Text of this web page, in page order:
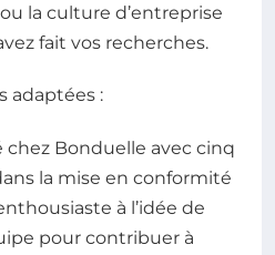
la culture d’entreprise
fait vos recherches.
adaptées :
Bonduelle avec cinq
la mise en conformité
à l’idée de
pour contribuer à